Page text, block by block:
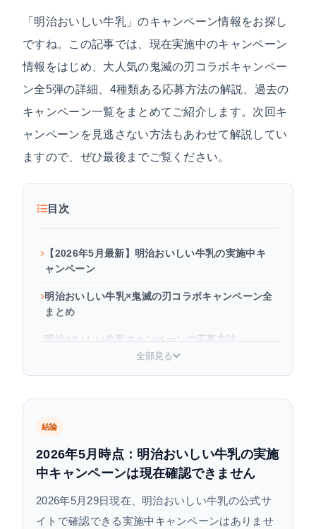
「明治おいしい牛乳」のキャンペーン情報をお探し
ですね。この記事では、現在実施中のキャンペーン
情報をはじめ、大人気の鬼滅の刃コラボキャンペー
ン全5弾の詳細、4種類ある応募方法の解説、過去の
キャンペーン一覧をまとめてご紹介します。次回キ
ャンペーンを見逃さない方法もあわせて解説してい
ますので、ぜひ最後までご覧ください。
目次
【2026年5月最新】明治おいしい牛乳の実施中キ
ャンペーン
明治おいしい牛乳×鬼滅の刃コラボキャンペーン全
まとめ
明治おいしい牛乳キャンペーンの応募方法
よくある質問
全部見る
結論
2026年5月時点：明治おいしい牛乳の実施
中キャンペーンは現在確認できません
2026年5月29日現在、明治おいしい牛乳の公式サ
イトで確認できる実施中キャンペーンはありませ